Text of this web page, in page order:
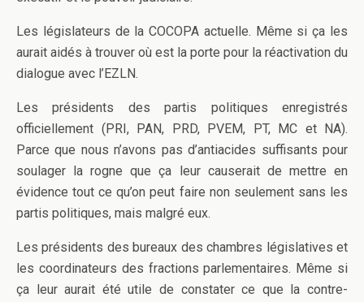
Les législateurs de la COCOPA actuelle. Même si ça les
aurait aidés à trouver où est la porte pour la réactivation du
dialogue avec l’EZLN.
Les présidents des partis politiques enregistrés
officiellement (PRI, PAN, PRD, PVEM, PT, MC et NA).
Parce que nous n’avons pas d’antiacides suffisants pour
soulager la rogne que ça leur causerait de mettre en
évidence tout ce qu’on peut faire non seulement sans les
partis politiques, mais malgré eux.
Les présidents des bureaux des chambres législatives et
les coordinateurs des fractions parlementaires. Même si
ça leur aurait été utile de constater ce que la contre-